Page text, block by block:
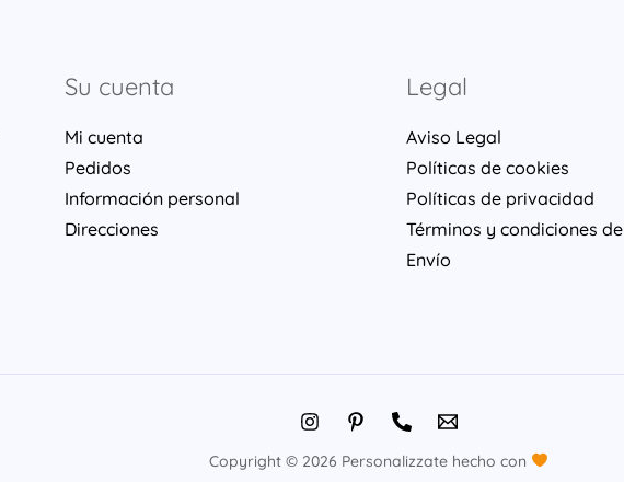
Su cuenta
Mi cuenta
Pedidos
Información personal
Direcciones
Legal
Aviso Legal
Políticas de cookies
Políticas de privacidad
Términos y condiciones
Envío
Copyright © 2026 Personalizzate hecho con